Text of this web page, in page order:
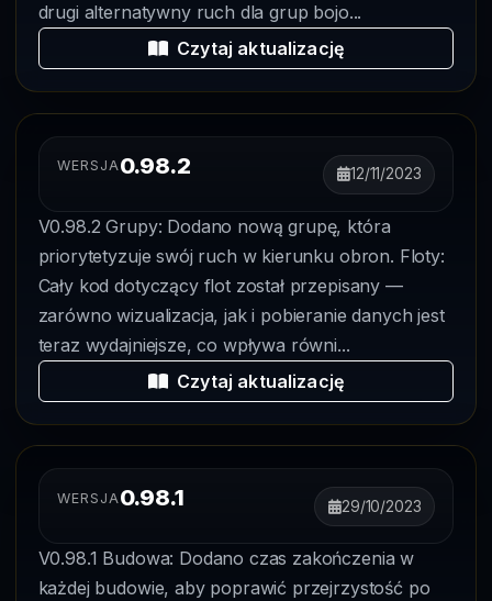
drugi alternatywny ruch dla grup bojo...
Czytaj aktualizację
WERSJA0.98.2 12/11/2023
V0.98.2 Grupy: Dodano nową grupę, która
priorytetyzuje swój ruch w kierunku obron. Floty:
Cały kod dotyczący flot został przepisany —
zarówno wizualizacja, jak i pobieranie danych jest
teraz wydajniejsze, co wpływa równi...
Czytaj aktualizację
WERSJA 0.98.1 29/10/2023
V0.98.1 Budowa: Dodano czas zakończenia w
każdej budowie, aby poprawić przejrzystość po